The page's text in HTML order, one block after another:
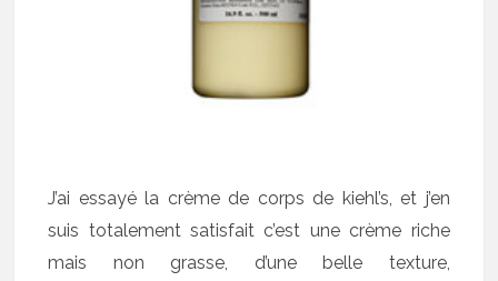
J’ai essayé la crème de corps de kiehl’s, et j’en
suis totalement satisfait c’est une crème riche
mais non grasse, d’une belle texture,